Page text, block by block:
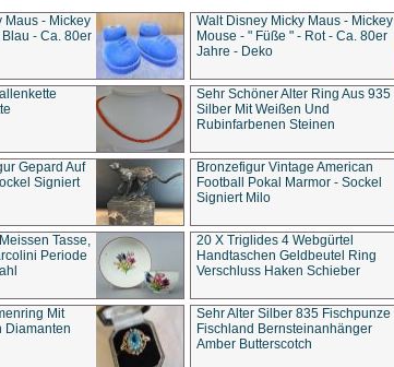
Maus - Mickey
- Ca. 80er
Walt Disney Micky Maus - Mickey
Mouse - " Füße " - Rot - Ca. 80er
Jahre - Deko
Sehr Schöner Alter Ring Aus 935
Silber Mit Weißen Und
Rubinfarbenen Steinen
Gepard Auf
Signiert
Bronzefigur Vintage American
Football Pokal Marmor - Sockel
Signiert Milo
Tasse,
Periode
20 X Triglides 4 Webgürtel
Handtaschen Geldbeutel Ring
Verschluss Haken Schieber
Mit
Diamanten
Sehr Alter Silber 835 Fischpunze
Fischland Bernsteinanhänger
Amber Butterscotch